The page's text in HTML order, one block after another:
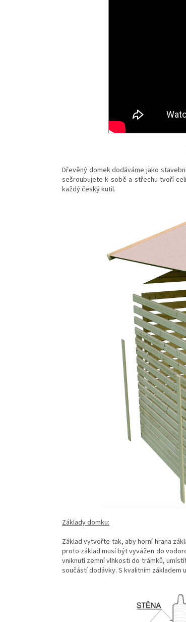
Dřevěný domek dodáváme jako
sešroubujete k sobě a střechu tvoří
každý český kutil.
Základy domku:
Základ vytvořte tak, aby horní hrana
proto základ musí být vyvážen do
vniknutí zemní vlhkosti do trámků,
součástí dodávky. S kvalitním